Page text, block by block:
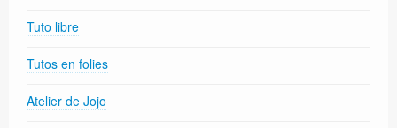
Tuto libre
Tutos en folies
Atelier de Jojo